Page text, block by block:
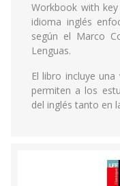
Workbook with
idioma inglés
según el Marco
Lenguas.
El libro incluye
permiten a los
del inglés tanto en